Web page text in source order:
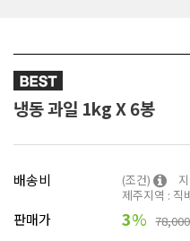
냉동 과일 1kg X 6봉
배송비 (조건)
제주지역 : 직
판매가 3% 78,000